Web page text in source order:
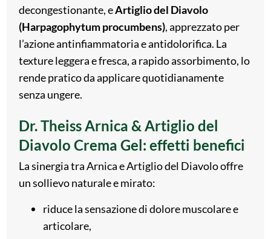
decongestionante, eArtiglio del Diavolo
(Harpagophytum procumbens), apprezzato per
l’azione antinfiammatoria e antidolorifica. La
texture leggera e fresca, a rapido assorbimento, lo
rende pratico da applicare quotidianamente
senza ungere.
Dr. Theiss Arnica & Artiglio del
Diavolo Crema Gel: effetti benefici
La sinergia tra Arnica e Artiglio del Diavolo offre
un sollievo naturale e mirato:
riduce la sensazione di dolore muscolare e
articolare,